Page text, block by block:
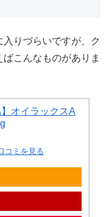
りづらいですが、ク
こんなものがありま
】オイラックスA
コミを見る